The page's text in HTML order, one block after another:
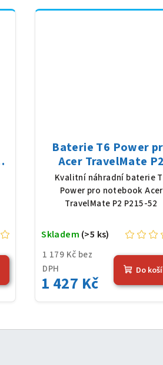
Baterie T6 Power
Acer TravelMate P2
P215-52, Li-Poly, 11,61
4683 mAh (54,36 Wh),
černá
Kvalitní náhradní baterie
Power pro notebook Acer
TravelMate P2 P215-52
1 179 Kč bez
DPH
1 427 Kč
Skladem (>5 ks)
Do